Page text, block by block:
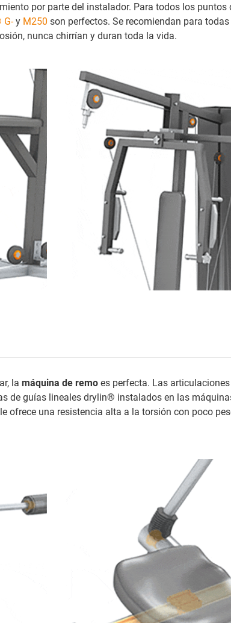
por parte del instalador. Para todos los
G-y M250 son perfectos. Se recomiendan para
nunca chirrían y duran toda la vida.
la máquina de remo es perfecta. Las
de guías lineales drylin® instalados en las
ofrece una resistencia alta a la torsión con poco